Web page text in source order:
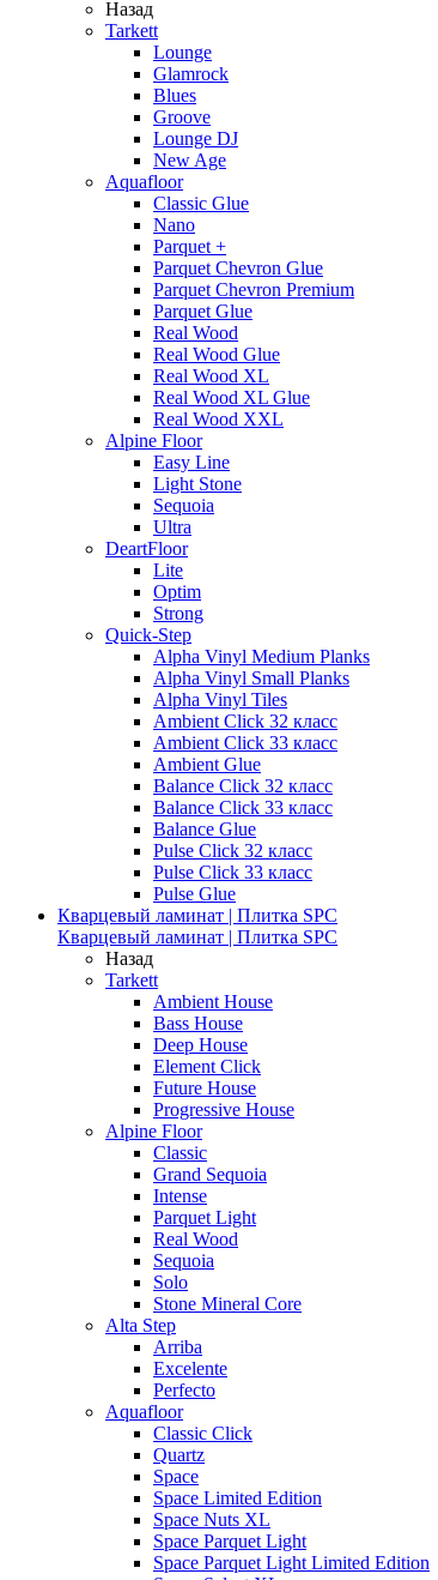
Назад
Tarkett
Lounge
Glamrock
Blues
Groove
Lounge DJ
New Age
Aquafloor
Classic Glue
Nano
Parquet +
Parquet Chevron Glue
Parquet Chevron Premium
Parquet Glue
Real Wood
Real Wood Glue
Real Wood XL
Real Wood XL Glue
Real Wood XXL
Alpine Floor
Easy Line
Light Stone
Sequoia
Ultra
DeartFloor
Lite
Optim
Strong
Quick-Step
Alpha Vinyl Medium Planks
Alpha Vinyl Small Planks
Alpha Vinyl Tiles
Ambient Click 32 класс
Ambient Click 33 класс
Ambient Glue
Balance Click 32 класс
Balance Click 33 класс
Balance Glue
Pulse Click 32 класс
Pulse Click 33 класс
Pulse Glue
Кварцевый ламинат | Плитка SPC
Кварцевый ламинат | Плитка SPC
Назад
Tarkett
Ambient House
Bass House
Deep House
Element Click
Future House
Progressive House
Alpine Floor
Classic
Grand Sequoia
Intense
Parquet Light
Real Wood
Sequoia
Solo
Stone Mineral Core
Alta Step
Arriba
Excelente
Perfecto
Aquafloor
Classic Click
Quartz
Space
Space Limited Edition
Space Nuts XL
Space Parquet Light
Space Parquet Light Limited Edition